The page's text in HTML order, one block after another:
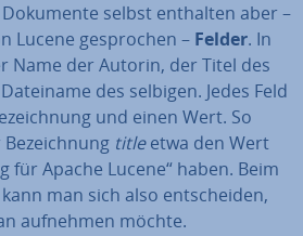
selbst enthalten aber –
Lucene ge­spro­chen – Felder. In
Name der Autorin, der Titel des
des selbigen. Jedes Feld
und einen Wert. So
titleetwa den Wert
für Apache Lucene“ haben. Beim
man sich also ent­schei­den,
aufnehmen möchte.